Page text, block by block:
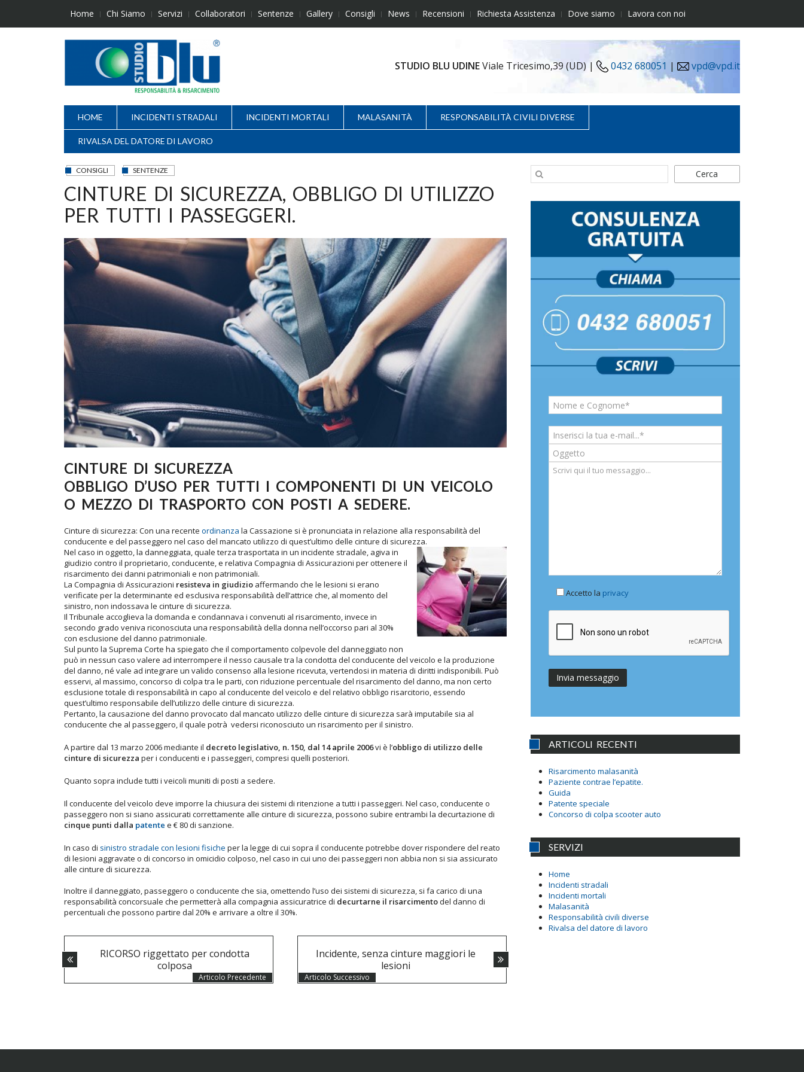
content
Home Chi Siamo Servizi Collaboratori Sentenze Gallery Consigli News Recensioni Richiesta Assistenza Dove siamo Lavora con noi
STUDIO BLU UDINEViale Tricesimo,39 (UD) | 0432 680051 | vpd@vpd.it
HOME INCIDENTI STRADALI INCIDENTI MORTALI MALASANITÀ RESPONSABILITÀ CIVILI DIVERSE
RIVALSA DEL DATORE DI LAVORO
CONSIGLI SENTENZE
CINTURE DI SICUREZZA, OBBLIGO DI UTILIZZO
PER TUTTI I PASSEGGERI.
CINTURE DI SICUREZZA
OBBLIGO D’USO PER TUTTI I COMPONENTI DI UN VEICOLO
O MEZZO DI TRASPORTO CON POSTI A SEDERE.
Cinture di sicurezza: Con una recente ordinanza la Cassazione si è pronunciata in relazione alla responsabilità del
conducente e del passeggero nel caso del mancato utilizzo di quest’ultimo delle cinture di sicurezza.
Nel caso in oggetto, la danneggiata, quale terza trasportata in un incidente stradale, agiva in
giudizio contro il proprietario, conducente, e relativa Compagnia di Assicurazioni per ottenere il
risarcimento dei danni patrimoniali e non patrimoniali.
La Compagnia di Assicurazioni resisteva in giudizio affermando che le lesioni si erano
verificate per la determinante ed esclusiva responsabilità dell’attrice che, al momento del
sinistro, non indossava le cinture di sicurezza.
Il Tribunale accoglieva la domanda e condannava i convenuti al risarcimento, invece in
secondo grado veniva riconosciuta una responsabilità della donna nell’occorso pari al 30%
con esclusione del danno patrimoniale.
Sul punto la Suprema Corte ha spiegato che il comportamento colpevole del danneggiato non
può in nessun caso valere ad interrompere il nesso causale tra la condotta del conducente del veicolo e la produzione
del danno, né vale ad integrare un valido consenso alla lesione ricevuta, vertendosi in materia di diritti indisponibili. Può
esservi, al massimo, concorso di colpa tra le parti, con riduzione percentuale del risarcimento del danno, ma non certo
esclusione totale di responsabilità in capo al conducente del veicolo e del relativo obbligo risarcitorio, essendo
quest’ultimo responsabile dell’utilizzo delle cinture di sicurezza.
Pertanto, la causazione del danno provocato dal mancato utilizzo delle cinture di sicurezza sarà imputabile sia al
conducente che al passeggero, il quale potrà vedersi riconosciuto un risarcimento per il sinistro.
A partire dal 13 marzo 2006 mediante il decreto legislativo, n. 150, dal 14 aprile 2006vi è l’obbligo di utilizzo delle
cinture di sicurezza per i conducenti e i passeggeri, compresi quelli posteriori.
Quanto sopra include tutti i veicoli muniti di posti a sedere.
Il conducente del veicolo deve imporre la chiusura dei sistemi di ritenzione a tutti i passeggeri. Nel caso, conducente o
passeggero non si siano assicurati correttamente alle cinture di sicurezza, possono subire entrambi la decurtazione di
cinque punti dalla patente e € 80 di sanzione.
In caso di sinistro stradale con lesioni fisiche per la legge di cui sopra il conducente potrebbe dover rispondere del reato
di lesioni aggravate o di concorso in omicidio colposo, nel caso in cui uno dei passeggeri non abbia non si sia assicurato
alle cinture di sicurezza.
Inoltre il danneggiato, passeggero o conducente che sia, omettendo l’uso dei sistemi di sicurezza, si fa carico di una
responsabilità concorsuale che permetterà alla compagnia assicuratrice di decurtarne il risarcimentodel danno di
percentuali che possono partire dal 20% e arrivare a oltre il 30%.
POSTS
NAVIGATION
Articolo Precedente
RICORSO riggettato per condotta
colposa
Articolo Successivo
Incidente, senza cinture maggiori le
lesioni
Cerca
Accetto la privacy
ARTICOLI RECENTI
Risarcimento malasanità
Paziente contrae l’epatite.
Guida
Patente speciale
Concorso di colpa scooter auto
SERVIZI
Home
Incidenti stradali
Incidenti mortali
Malasanità
Responsabilità civili diverse
Rivalsa del datore di lavoro